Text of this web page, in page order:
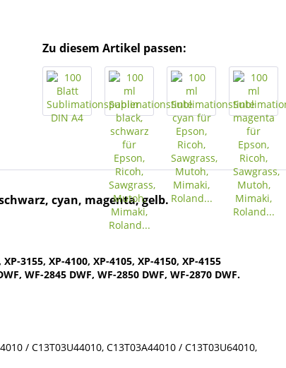
Zu diesem Artikel passen:
cyan, magenta, gelb.
3155, XP-4100, XP-4105, XP-4150, XP-4155
WF-2845 DWF, WF-2850 DWF, WF-2870 DWF.
/ C13T03U44010, C13T03A44010 / C13T03U64010,